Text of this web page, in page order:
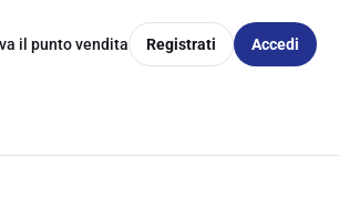
il punto vendita Registrati Accedi